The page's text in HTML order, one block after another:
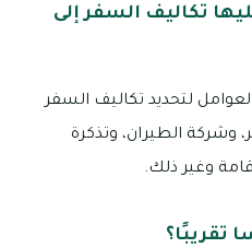
تكاليف السفر إلى
لتحديد تكاليف السفر
وشركة الطيران، وتذكرة
وغير ذلك.
تقريبًا؟